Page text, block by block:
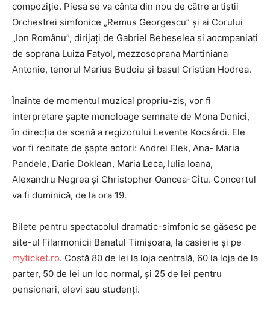
compoziție. Piesa se va cânta din nou de către artiștii
Orchestrei simfonice „Remus Georgescu” și ai Corului
„Ion Românu”, dirijați de Gabriel Bebeșelea și aocmpaniați
de soprana Luiza Fatyol, mezzosoprana Martiniana
Antonie, tenorul Marius Budoiu și basul Cristian Hodrea.
Înainte de momentul muzical propriu-zis, vor fi
interpretare șapte monoloage semnate de Mona Donici,
în direcția de scenă a regizorului Levente Kocsárdi. Ele
vor fi recitate de șapte actori: Andrei Elek, Ana- Maria
Pandele, Darie Doklean, Maria Leca, Iulia Ioana,
Alexandru Negrea și Christopher Oancea-Cîtu. Concertul
va fi duminică, de la ora 19.
Bilete pentru spectacolul dramatic-simfonic se găsesc pe
site-ul Filarmonicii Banatul Timișoara, la casierie și pe
myticket.ro. Costă 80 de lei la loja centrală, 60 la loja de la
parter, 50 de lei un loc normal, și 25 de lei pentru
pensionari, elevi sau studenți.